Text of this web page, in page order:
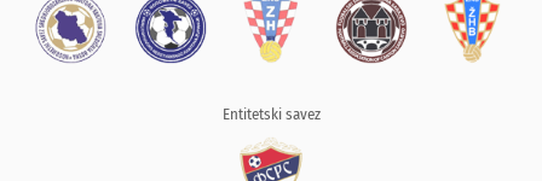
Entitetski savez